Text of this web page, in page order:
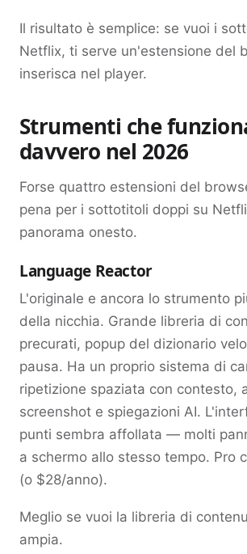
Il risultato è semplice: se vuoi i
Netflix, ti serve un'estensione del
inserisca nel player.
Strumenti che
davvero nel 2026
Forse quattro estensioni del
pena per i sottotitoli doppi su
panorama onesto.
Language Reactor
L'originale e ancora lo strumento
della nicchia. Grande libreria di
precurati, popup del dizionario
pausa. Ha un proprio sistema di
ripetizione spaziata con contesto,
screenshot e spiegazioni AI.
punti sembra affollata — molti
a schermo allo stesso tempo. Pro
(o $28/anno).
Meglio se vuoi la libreria di
ampia.